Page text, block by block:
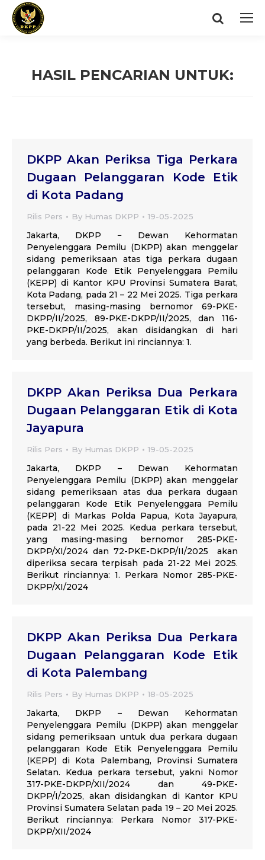
Search:
HASIL PENCARIAN UNTUK:
DKPP Akan Periksa Tiga Perkara
Dugaan Pelanggaran Kode Etik
di Kota Padang
Rilis Pers By Humas DKPP 19-05-2025
Jakarta, DKPP − Dewan Kehormatan
Penyelenggara Pemilu (DKPP) akan menggelar
sidang pemeriksaan atas tiga perkara dugaan
pelanggaran Kode Etik Penyelenggara Pemilu
(KEPP) di Kantor KPU Provinsi Sumatera Barat,
Kota Padang, pada 21 – 22 Mei 2025. Tiga perkara
tersebut, masing-masing bernomor 69-PKE-
DKPP/II/2025, 89-PKE-DKPP/II/2025, dan 116-
PKE-DKPP/II/2025, akan disidangkan di hari
yang berbeda. Berikut ini rinciannya: 1.
DKPP Akan Periksa Dua Perkara
Dugaan Pelanggaran Etik di Kota
Jayapura
Rilis Pers By Humas DKPP 19-05-2025
Jakarta, DKPP – Dewan Kehormatan
Penyelenggara Pemilu (DKPP) akan menggelar
sidang pemeriksaan atas dua perkara dugaan
pelanggaran Kode Etik Penyelenggara Pemilu
(KEPP) di Markas Polda Papua, Kota Jayapura,
pada 21-22 Mei 2025. Kedua perkara tersebut,
yang masing-masing bernomor 285-PKE-
DKPP/XI/2024 dan 72-PKE-DKPP/II/2025 akan
diperiksa secara terpisah pada 21-22 Mei 2025.
Berikut rinciannya: 1. Perkara Nomor 285-PKE-
DKPP/XI/2024
DKPP Akan Periksa Dua Perkara
Dugaan Pelanggaran Kode Etik
di Kota Palembang
Rilis Pers By Humas DKPP 18-05-2025
Jakarta, DKPP – Dewan Kehormatan
Penyelenggara Pemilu (DKPP) akan menggelar
sidang pemeriksaan untuk dua perkara dugaan
pelanggaran Kode Etik Penyelenggara Pemilu
(KEPP) di Kota Palembang, Provinsi Sumatera
Selatan. Kedua perkara tersebut, yakni Nomor
317-PKE-DKPP/XII/2024 dan 49-PKE-
DKPP/I/2025, akan disidangkan di Kantor KPU
Provinsi Sumatera Selatan pada 19 – 20 Mei 2025.
Berikut rinciannya: Perkara Nomor 317-PKE-
DKPP/XII/2024